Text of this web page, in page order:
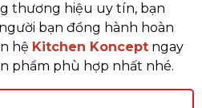
thương hiệu uy tín, bạn
bạn đồng hành hoàn
hệ Kitchen Koncept ngay
phẩm phù hợp nhất nhé.